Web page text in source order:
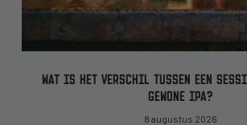
WAT IS HET VERSCHIL TUSSEN EEN
GEWONE IPA?
8 augustus 2026